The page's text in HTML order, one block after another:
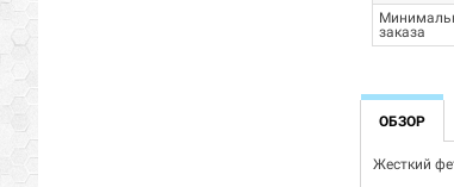
заказа
ОБЗОР
Жесткий